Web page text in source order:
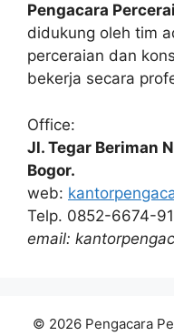
Pengacara
didukung oleh tim
perceraian dan
bekerja secara
Office:
Jl. Tegar Beriman
Bogor.
web:
Telp. 0852-6674-
email:
© 2026 Pengacara